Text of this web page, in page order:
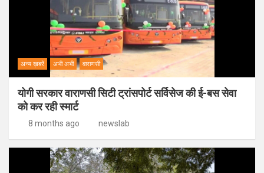
अन्य ख़बरें अभी अभी वाराणसी
योगी सरकार वाराणसी सिटी ट्रांसपोर्ट सर्विसेज की ई-बस सेवा
को कर रही स्मार्ट
8 months ago newslab